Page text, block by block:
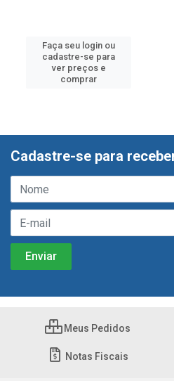
Faça seu login ou
cadastre-se para
ver preços e
comprar
Cadastre-se para
Meus Pedidos
Notas Fiscais